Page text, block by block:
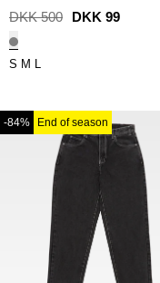
GREY MELANGE
DKK 500 DKK 99
S M L
-84% End of season